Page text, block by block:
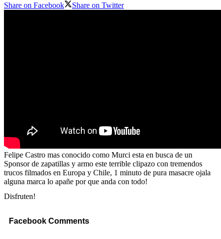
Share on Facebook Share on Twitter
Felipe Castro mas conocido como Murci esta en busca de un
Sponsor de zapatillas y armo este terrible clipazo con tremendos
trucos filmados en Europa y Chile, 1 minuto de pura masacre ojala
alguna marca lo apañe por que anda con todo!
Disfruten!
Facebook Comments